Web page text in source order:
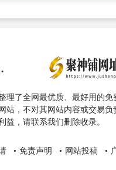
理了全网最优质、最好用的免
站，不对其网站内容或交易
益，请联系我们删除收录。
免责声明 网站投稿